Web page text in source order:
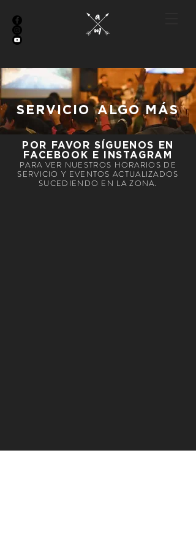
SERVICIO ALGO MÁS
POR FAVOR SÍGUENOS EN
FACEBOOK E INSTAGRAM
PARA VER NUESTROS HORARIOS DE
SERVICIO Y EVENTOS ACTUALIZADOS
SUCEDIENDO EN LA ZONA.